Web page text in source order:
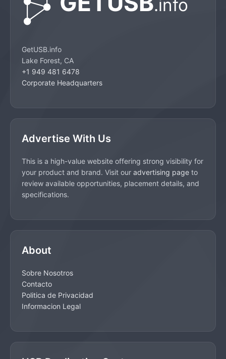
GetUSB.info
Lake Forest, CA
+1 949 481 6478
Corporate Headquarters
Advertise With Us
This is a high-value website offering strong visibility for
your product and brand. Visit our advertising page to
review available opportunities, placement details, and
specifications.
About
Sobre Nosotros
Contacto
Politica de Privacidad
Informacion Legal